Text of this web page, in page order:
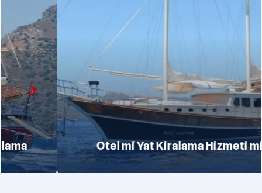
Otel mi Yat Kiralama Hizmeti mi